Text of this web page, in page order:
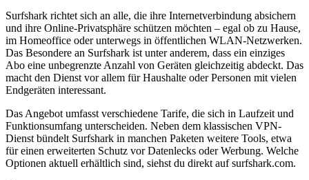
Surfshark richtet sich an alle, die ihre Internetverbindung absichern
und ihre Online-Privatsphäre schützen möchten – egal ob zu Hause,
im Homeoffice oder unterwegs in öffentlichen WLAN-Netzwerken.
Das Besondere an Surfshark ist unter anderem, dass ein einziges
Abo eine unbegrenzte Anzahl von Geräten gleichzeitig abdeckt. Das
macht den Dienst vor allem für Haushalte oder Personen mit vielen
Endgeräten interessant.
Das Angebot umfasst verschiedene Tarife, die sich in Laufzeit und
Funktionsumfang unterscheiden. Neben dem klassischen VPN-
Dienst bündelt Surfshark in manchen Paketen weitere Tools, etwa
für einen erweiterten Schutz vor Datenlecks oder Werbung. Welche
Optionen aktuell erhältlich sind, siehst du direkt auf surfshark.com.